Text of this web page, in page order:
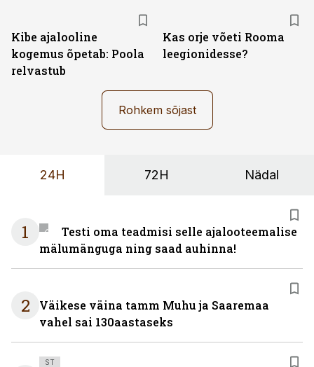
Kibe ajalooline
kogemus õpetab: Poola
relvastub
Kas orje võeti Rooma
leegionidesse?
Rohkem sõjast
24H 72H Nädal
1
Testi oma teadmisi selle ajalooteemalise
mälumänguga ning saad auhinna!
2
Väikese väina tamm Muhu ja Saaremaa
vahel sai 130aastaseks
ST